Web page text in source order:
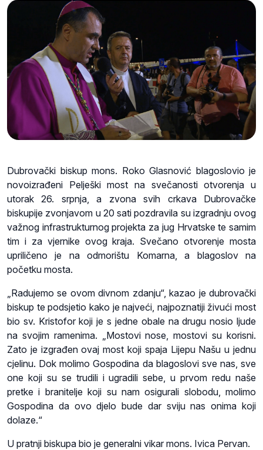
Dubrovački biskup mons. Roko Glasnović blagoslovio je
novoizrađeni Pelješki most na svečanosti otvorenja u
utorak 26. srpnja, a zvona svih crkava Dubrovačke
biskupije zvonjavom u 20 sati pozdravila su izgradnju ovog
važnog infrastrukturnog projekta za jug Hrvatske te samim
tim i za vjernike ovog kraja. Svečano otvorenje mosta
upriličeno je na odmorištu Komarna, a blagoslov na
početku mosta.
„Radujemo se ovom divnom zdanju“, kazao je dubrovački
biskup te podsjetio kako je najveći, najpoznatiji živući most
bio sv. Kristofor koji je s jedne obale na drugu nosio ljude
na svojim ramenima. „Mostovi nose, mostovi su korisni.
Zato je izgrađen ovaj most koji spaja Lijepu Našu u jednu
cjelinu. Dok molimo Gospodina da blagoslovi sve nas, sve
one koji su se trudili i ugradili sebe, u prvom redu naše
pretke i branitelje koji su nam osigurali slobodu, molimo
Gospodina da ovo djelo bude dar sviju nas onima koji
dolaze.“
U pratnji biskupa bio je generalni vikar mons. Ivica Pervan.